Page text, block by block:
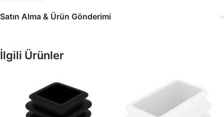
Satın Alma & Ürün Gönderimi
İlgili Ürünler